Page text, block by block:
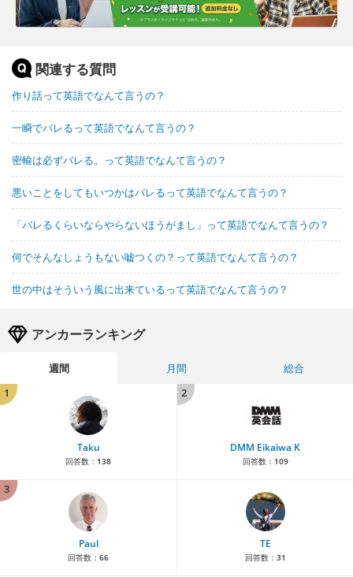
関連する質問
作り話って英語でなんて言うの？
一瞬でバレるって英語でなんて言うの？
密輸は必ずバレる。って英語でなんて言うの？
悪いことをしてもいつかはバレるって英語でなんて言うの？
「バレるくらいならやらないほうがまし」って英語でなんて言うの？
何でそんなしょうもない嘘つくの？って英語でなんて言うの？
世の中はそういう風に出来ているって英語でなんて言うの？
アンカーランキング
週間 月間
総合
1
Taku
回答数： 138
2
DMM Eikaiwa K
回答数： 109
3
Paul
回答数： 66
TE
回答数： 31